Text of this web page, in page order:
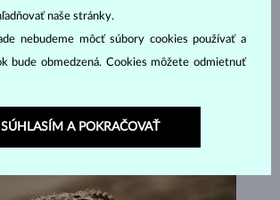
naše stránky.
nebudeme môcť súbory cookies používať a
bude obmedzená. Cookies môžete odmietnuť
SÚHLASÍM A POKRAČOVAŤ